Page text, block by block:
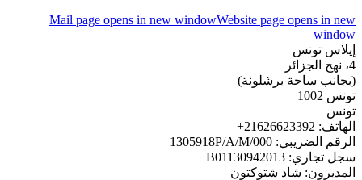
Mail page opens in new windowWebsite page opens in new
window
إيلاس تونس
4، نهج الجزائر
(بجانب ساحة برشلونة)
تونس 1002
تونس
الهاتف: 21626623392+
الرقم الضريبي: 1305918P/A/M/000
سجل تجاري: B01130942013
المديرون: شاد شتوكتون